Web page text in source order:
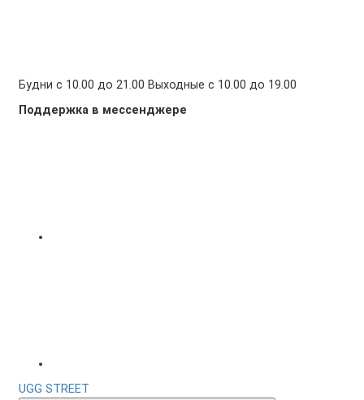
Будни с 10.00 до 21.00 Выходные с 10.00 до 19.00
Поддержка в мессенджере
UGG STREET